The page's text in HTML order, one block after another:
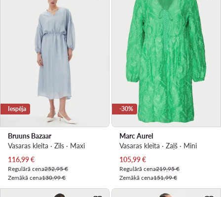
Iespēja
Bruuns Bazaar
Vasaras kleita · Zils · Maxi
Pašreizējā cena
116,99€
Regulārā cena252,95 €
Zemākā cena130,99 €
-30%
Marc Aurel
Vasaras kleita · Zaļš · Mini
Pašreizējā cena
105,99€
Regulārā cena219,95 €
Zemākā cena151,99 €